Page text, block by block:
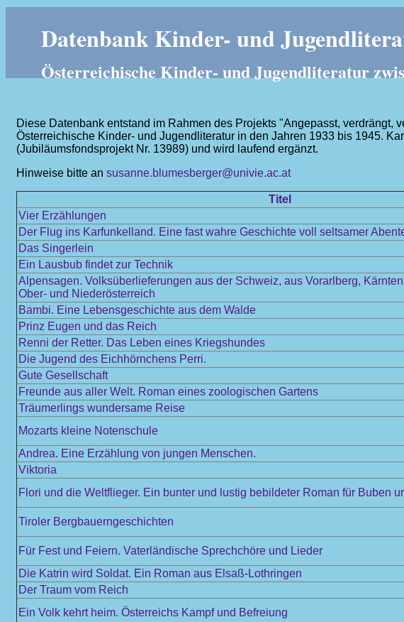
Datenbank Kinder- und
Österreichische Kinder- und Jugendliteratur
Diese Datenbank entstand im Rahmen des Projekts "Angepasst, verdrängt,
Österreichische Kinder- und Jugendliteratur in den Jahren 1933 bis 1945.
(Jubiläumsfondsprojekt Nr. 13989) und wird laufend ergänzt.
Hinweise bitte an susanne.blumesberger@univie.ac.at
Titel
Vier Erzählungen
Der Flug ins Karfunkelland. Eine fast wahre Geschichte voll seltsamer
Das Singerlein
Ein Lausbub findet zur Technik
Alpensagen. Volksüberlieferungen aus der Schweiz, aus Vorarlberg,
Ober- und Niederösterreich
Bambi. Eine Lebensgeschichte aus dem Walde
Prinz Eugen und das Reich
Renni der Retter. Das Leben eines Kriegshundes
Die Jugend des Eichhörnchens Perri.
Gute Gesellschaft
Freunde aus aller Welt. Roman eines zoologischen Gartens
Träumerlings wundersame Reise
Mozarts kleine Notenschule
Andrea. Eine Erzählung von jungen Menschen.
Viktoria
Flori und die Weltflieger. Ein bunter und lustig bebildeter Roman für Buben
Tiroler Bergbauerngeschichten
Für Fest und Feiern. Vaterländische Sprechchöre und Lieder
Die Katrin wird Soldat. Ein Roman aus Elsaß-Lothringen
Der Traum vom Reich
Ein Volk kehrt heim. Österreichs Kampf und Befreiung